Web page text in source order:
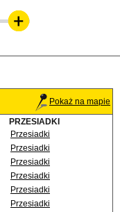
Pokaż na mapie
PRZESIADKI
Przesiadki
Przesiadki
Przesiadki
Przesiadki
Przesiadki
Przesiadki